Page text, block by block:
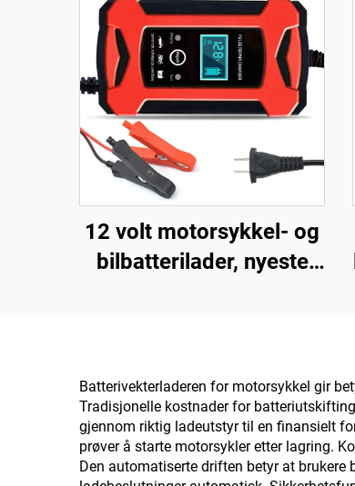
12 volt motorsykkel- og
bilbatterilader, nyeste
dropshipping-produkter
Batterivekterladeren for motorsykkel gir
Tradisjonelle kostnader for
gjennom riktig ladeutstyr til en finansielt
prøver å starte motorsykler etter lagring.
Den automatiserte driften betyr at brukere